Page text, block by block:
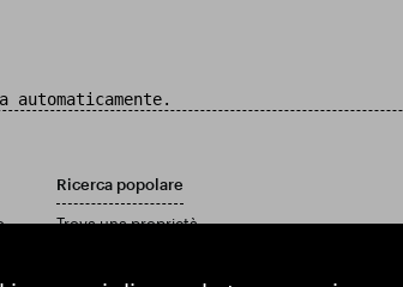
Ricerca popolare
Trova una proprietà